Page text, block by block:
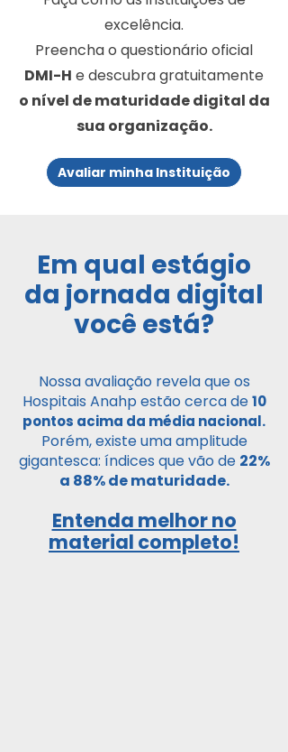
excelência.
Preencha o questionário oficial
DMI-H e descubra gratuitamente
o nível de maturidade digital da
sua organização.
Avaliar minha Instituição
Em qual estágio
da jornada digital
você está?
Nossa avaliação revela que os
Hospitais Anahp estão cerca de10
pontos acima da média nacional.
Porém, existe uma amplitude
gigantesca: índices que vão de 22%
a 88% de maturidade.
Entenda melhor no
material completo!